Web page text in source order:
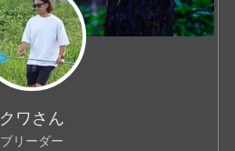
クワさん
ブリーダー